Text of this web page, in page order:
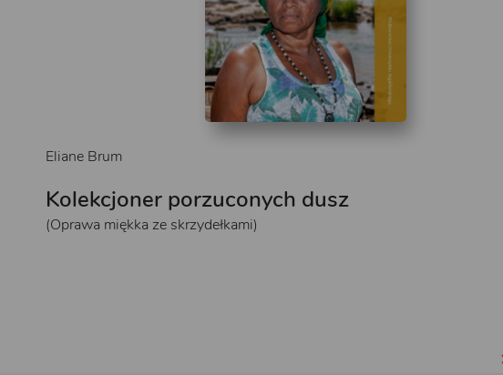
Eliane Brum
Kolekcjoner porzuconych dusz
(Oprawa miękka ze skrzydełkami)